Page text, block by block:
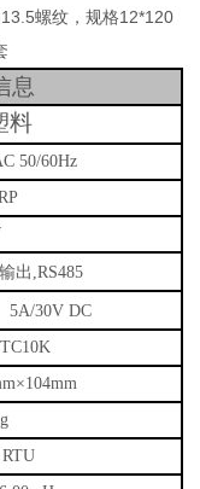
螺纹，规格12*120
息
料
50/60Hz
出 ,RS485
30V DC
×104mm